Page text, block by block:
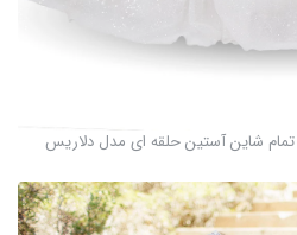
تمام شاین آستین حلقه ای مدل دلاریس